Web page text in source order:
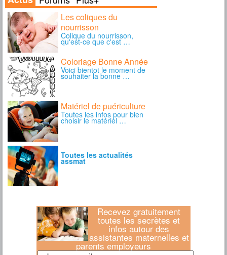
Recevez gratuitement
toutes les secrètes et
infos autour des
assistantes maternelles et
parents employeurs